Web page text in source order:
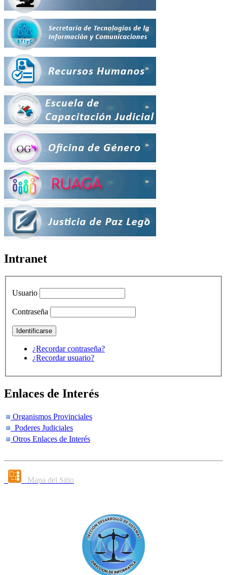
Intranet
Usuario
Contraseña
¿Recordar contraseña?
¿Recordar usuario?
Enlaces de Interés
Organismos Provinciales
Poderes Judiciales
Otros Enlaces de Interés
Mapa del Sitio